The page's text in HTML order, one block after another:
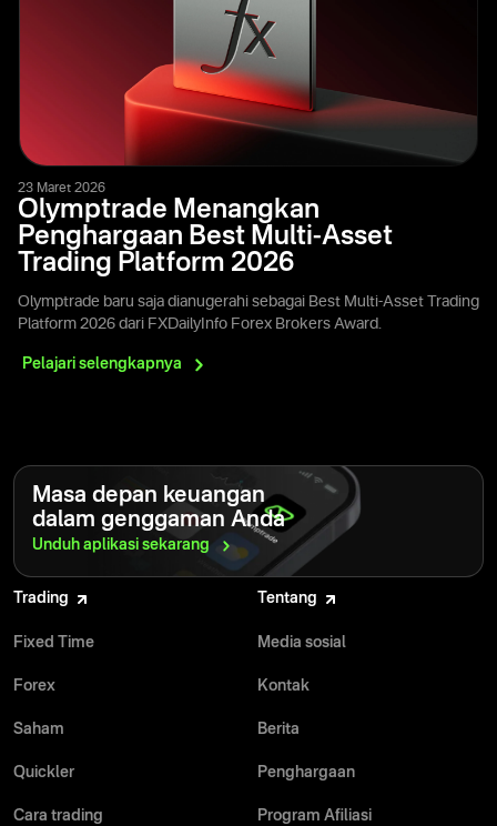
23 Maret 2026
Olymptrade Menangkan
Penghargaan Best Multi-Asset
Trading Platform 2026
Olymptrade baru saja dianugerahi sebagai Best Multi-Asset Trading
Platform 2026 dari FXDailyInfo Forex Brokers Award.
Pelajari selengkapnya
Masa depan keuangan
dalam genggaman Anda
Unduh aplikasi sekarang
Trading
Fixed Time
Forex
Saham
Quickler
Cara trading
Tentang
Media sosial
Kontak
Berita
Penghargaan
Program Afiliasi